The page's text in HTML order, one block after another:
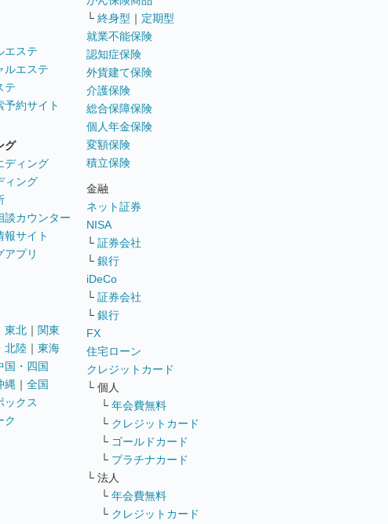
エステ
ルエステ
テ
予約サイト
グ
ディング
ィング
談カウンター
報サイト
アプリ
東北 ｜ 関東
北陸 ｜ 東海
国・四国
縄 ｜ 全国
ックス
ク
└ 終身型 ｜ 定期型
就業不能保険
認知症保険
外貨建て保険
介護保険
総合保障保険
個人年金保険
変額保険
積立保険
金融
ネット証券
NISA
└ 証券会社
└ 銀行
iDeCo
└ 証券会社
└ 銀行
FX
住宅ローン
クレジットカード
└ 個人
└ 年会費無料
└ クレジットカード
└ ゴールドカード
└ プラチナカード
└ 法人
└ 年会費無料
└ クレジットカード